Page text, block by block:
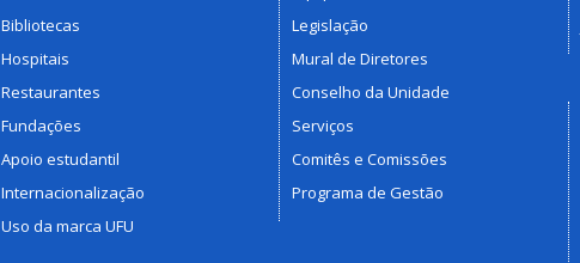
Bibliotecas
Hospitais
Restaurantes
Fundações
Apoio estudantil
Internacionalização
Uso da marca UFU
Legislação
Mural de Diretores
Conselho da Unidade
Serviços
Comitês e Comissões
Programa de Gestão